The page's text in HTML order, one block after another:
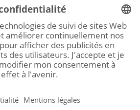
Réseaux sociaux